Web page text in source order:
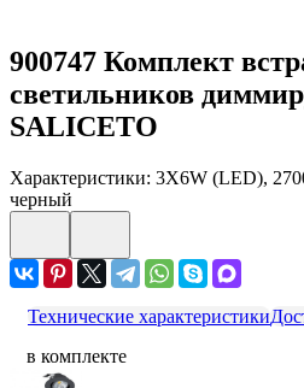
900747 Комплект
светильников
SALICETO
Характеристики: 3X6W (LED),
черный
Технические характеристики
в комплекте